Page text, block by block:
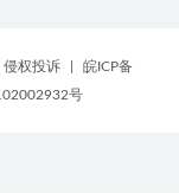
侵权投诉
皖ICP备
号